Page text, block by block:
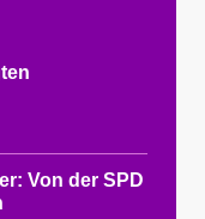
Von der SPD